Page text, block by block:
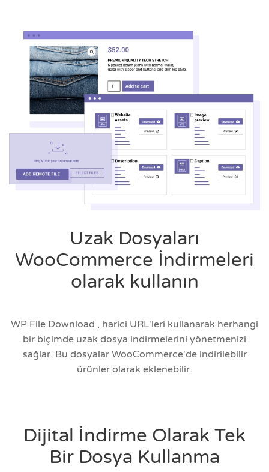
Uzak Dosyaları
WooCommerce İndirmeleri
olarak kullanın
WP File Download , harici URL'leri kullanarak herhangi
bir biçimde uzak dosya indirmelerini yönetmenizi
sağlar. Bu dosyalar WooCommerce'de indirilebilir
ürünler olarak eklenebilir.
Dijital İndirme Olarak Tek
Bir Dosya Kullanma